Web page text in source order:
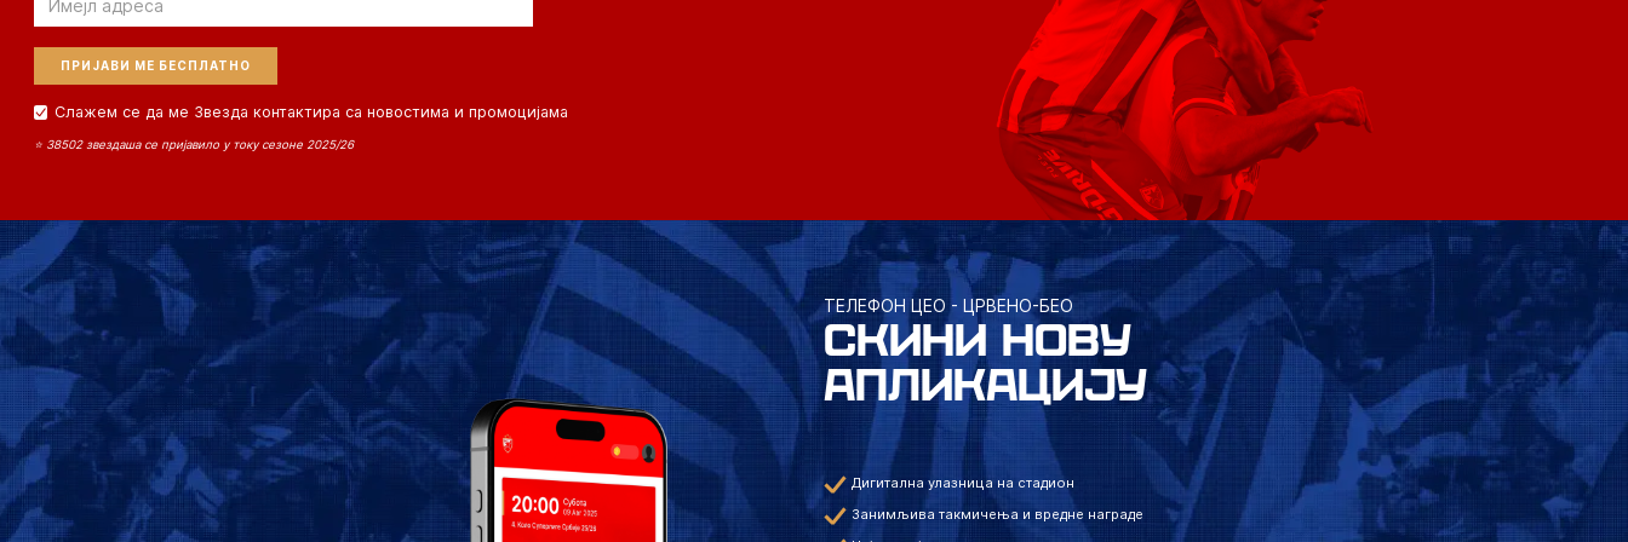
Слажем се да ме Звезда контактира са новостима и промоцијама
⭐ 38502 звездаша се пријавило у току сезоне 2025/26
ТЕЛЕФОН ЦЕО - ЦРВЕНО-БЕО
СКИНИ НОВУ
АПЛИКАЦИЈУ
Дигитална улазница на стадион
Занимљива такмичења и вредне награде